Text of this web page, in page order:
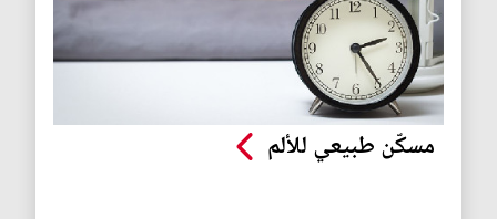
مسكّن طبيعي للألم